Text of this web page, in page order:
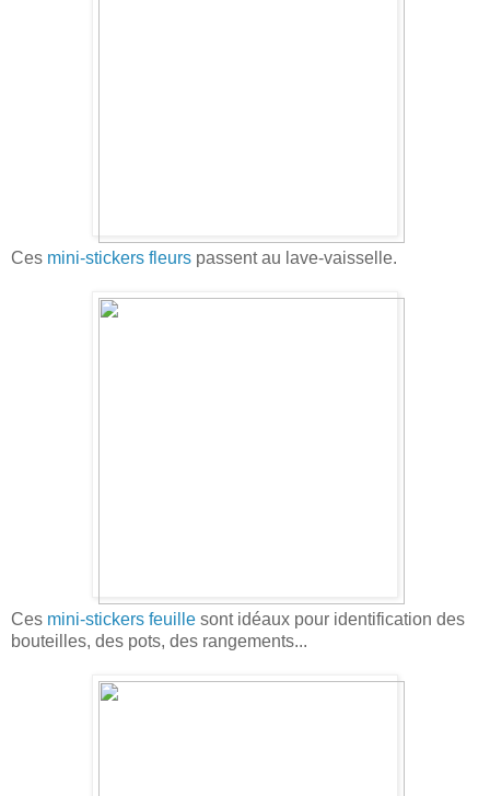
Ces mini-stickers fleurs passent au lave-vaisselle.
Ces mini-stickers feuille sont idéaux pour identification des
bouteilles, des pots, des rangements...